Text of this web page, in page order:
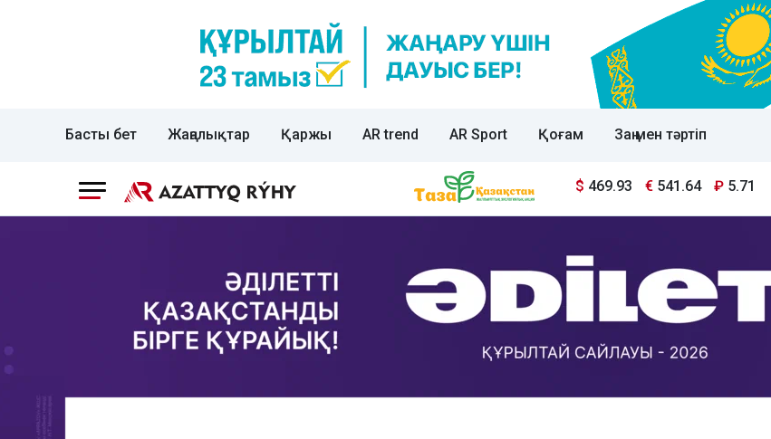
Басты бет Жаңалықтар Қаржы AR trend AR Sport Қоғам Заң мен тәртіп
$ 469.93 € 541.64 ₽ 5.71